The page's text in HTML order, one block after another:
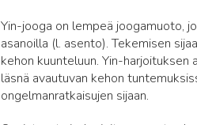
Yin-jooga on lempeä joogamuoto,
asanoilla (l. asento). Tekemisen
kehon kuunteluun. Yin-harjoituksen
läsnä avautuvan kehon
ongelmanratkaisujen sijaan.